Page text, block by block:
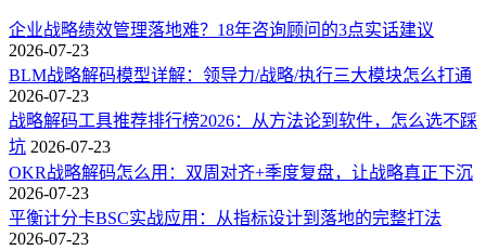
企业战略绩效管理落地难？18年咨询顾问的3点实话建议
2026-07-23
BLM战略解码模型详解：领导力/战略/执行三大模块怎么打通
2026-07-23
战略解码工具推荐排行榜2026：从方法论到软件，怎么选不踩
坑 2026-07-23
OKR战略解码怎么用：双周对齐+季度复盘，让战略真正下沉
2026-07-23
平衡计分卡BSC实战应用：从指标设计到落地的完整打法
2026-07-23